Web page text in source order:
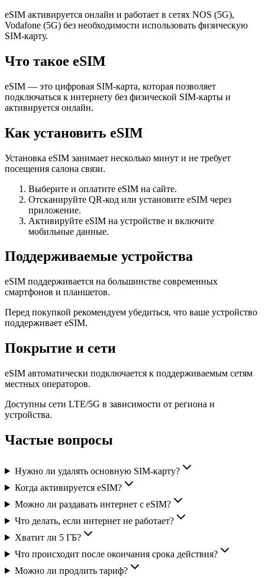
eSIM активируется онлайн и работает в сетях NOS (5G),
Vodafone (5G) без необходимости использовать физическую
SIM-карту.
Что такое eSIM
eSIM — это цифровая SIM-карта, которая позволяет
подключаться к интернету без физической SIM-карты и
активируется онлайн.
Как установить eSIM
Установка eSIM занимает несколько минут и не требует
посещения салона связи.
Выберите и оплатите eSIM на сайте.
Отсканируйте QR-код или установите eSIM через
приложение.
Активируйте eSIM на устройстве и включите
мобильные данные.
Поддерживаемые устройства
eSIM поддерживается на большинстве современных
смартфонов и планшетов.
Перед покупкой рекомендуем убедиться, что ваше устройство
поддерживает eSIM.
Покрытие и сети
eSIM автоматически подключается к поддерживаемым сетям
местных операторов.
Доступны сети LTE/5G в зависимости от региона и
устройства.
Частые вопросы
Нужно ли удалять основную SIM-карту?
Когда активируется eSIM?
Можно ли раздавать интернет с eSIM?
Что делать, если интернет не работает?
Хватит ли 5 ГБ?
Что происходит после окончания срока действия?
Можно ли продлить тариф?